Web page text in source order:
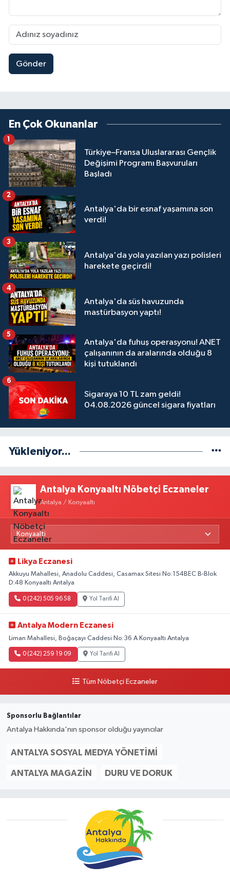
Gönder
En Çok Okunanlar
Türkiye–Fransa Uluslararası Gençlik
Değişimi Programı Başvuruları
Başladı
1
Antalya'da bir esnaf yaşamına son
verdi!
2
Antalya'da yola yazılan yazı polisleri
harekete geçirdi!
3
Antalya'da süs havuzunda
mastürbasyon yaptı!
4
Antalya'da fuhuş operasyonu! ANET
çalışanının da aralarında olduğu 8
kişi tutuklandı
5
Sigaraya 10 TL zam geldi!
04.08.2026 güncel sigara fiyatları
6
Yükleniyor...
Antalya Konyaaltı Nöbetçi Eczaneler
Antalya / Konyaaltı
Likya Eczanesi
Akkuyu Mahallesi, Anadolu Caddesi, Casamax Sitesi No:154BEC B-Blok
D:48 Konyaaltı Antalya
0 (242) 505 96 58 Yol Tarifi Al
Antalya Modern Eczanesi
Liman Mahallesi, Boğaçayı Caddesi No:36 A Konyaaltı Antalya
0 (242) 259 19 09 Yol Tarifi Al
Tüm Nöbetçi Eczaneler
Sponsorlu Bağlantılar
Antalya Hakkında'nın sponsor olduğu yayıncılar
ANTALYA SOSYAL MEDYA YÖNETIMI
ANTALYA MAGAZIN DURU VE DORUK